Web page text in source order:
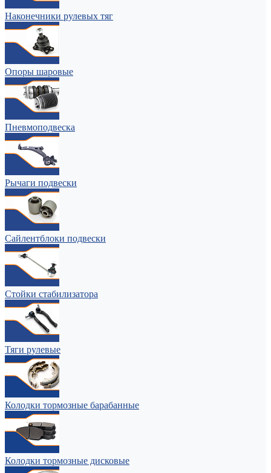
Наконечники рулевых тяг
Опоры шаровые
Пневмоподвеска
Рычаги подвески
Сайлентблоки подвески
Стойки стабилизатора
Тяги рулевые
Колодки тормозные барабанные
Колодки тормозные дисковые